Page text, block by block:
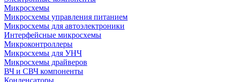
Микросхемы
Микросхемы управления питанием
Микросхемы для автоэлектроники
Интерфейсные микросхемы
Микроконтроллеры
Микросхемы для УНЧ
Микросхемы драйверов
ВЧ и СВЧ компоненты
Конденсаторы